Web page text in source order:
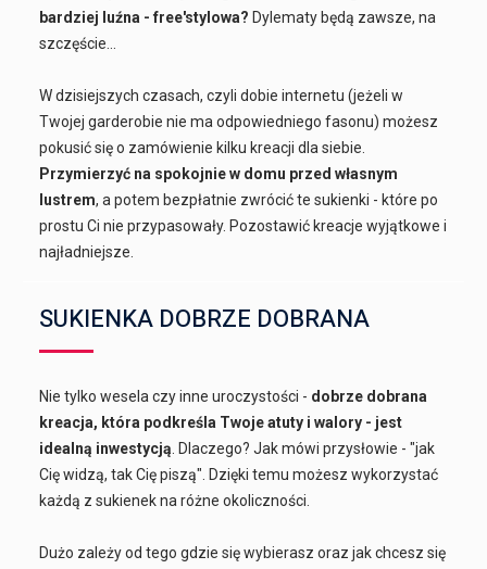
bardziej luźna - free'stylowa? Dylematy będą zawsze, na
szczęście...
W dzisiejszych czasach, czyli dobie internetu (jeżeli w
Twojej garderobie nie ma odpowiedniego fasonu) możesz
pokusić się o zamówienie kilku kreacji dla siebie.
Przymierzyć na spokojnie w domu przed własnym
lustrem, a potem bezpłatnie zwrócić te sukienki - które po
prostu Ci nie przypasowały. Pozostawić kreacje wyjątkowe i
najładniejsze.
SUKIENKA DOBRZE DOBRANA
Nie tylko wesela czy inne uroczystości - dobrze dobrana
kreacja, która podkreśla Twoje atuty i walory - jest
idealną inwestycją . Dlaczego? Jak mówi przysłowie - "jak
Cię widzą, tak Cię piszą". Dzięki temu możesz wykorzystać
każdą z sukienek na różne okoliczności.
Dużo zależy od tego gdzie się wybierasz oraz jak chcesz się